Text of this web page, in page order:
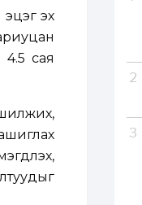
эцэг эх
сая